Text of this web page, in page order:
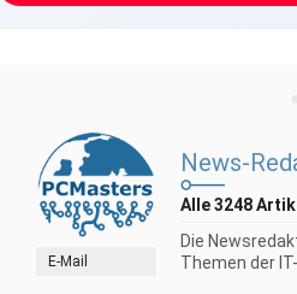
E-Mail
News-
Alle 3248
Die
Themen der IT-